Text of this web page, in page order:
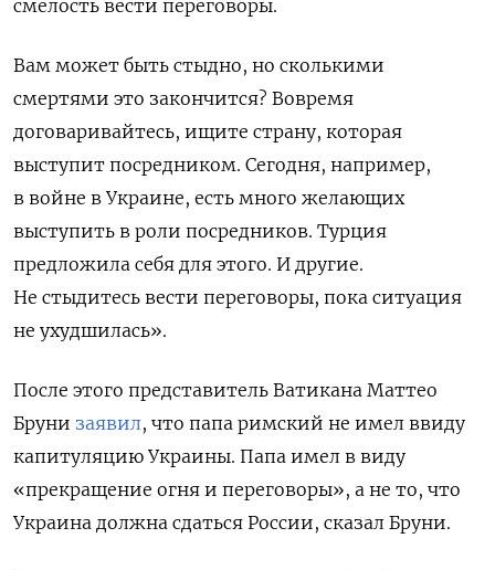
смелость вести переговоры.
Вам может быть стыдно, но сколькими
смертями это закончится? Вовремя
договаривайтесь, ищите страну, которая
выступит посредником. Сегодня, например,
в войне в Украине, есть много желающих
выступить в роли посредников. Турция
предложила себя для этого. И другие.
Не стыдитесь вести переговоры, пока ситуация
не ухудшилась».
После этого представитель Ватикана Маттео
Бруни заявил, что папа римский не имел ввиду
капитуляцию Украины. Папа имел в виду
«прекращение огня и переговоры», а не то, что
Украина должна сдаться России, сказал Бруни.